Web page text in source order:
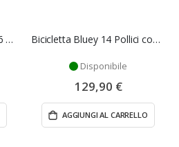
Bicicletta BMX Bambino 16 Pollici con Rotelle - Dino Bikes Bicicletta Bluey 14 Pollici con Rotelle - Dino Bikes
Disponibile
129,90 €
AGGIUNGI AL CARRELLO